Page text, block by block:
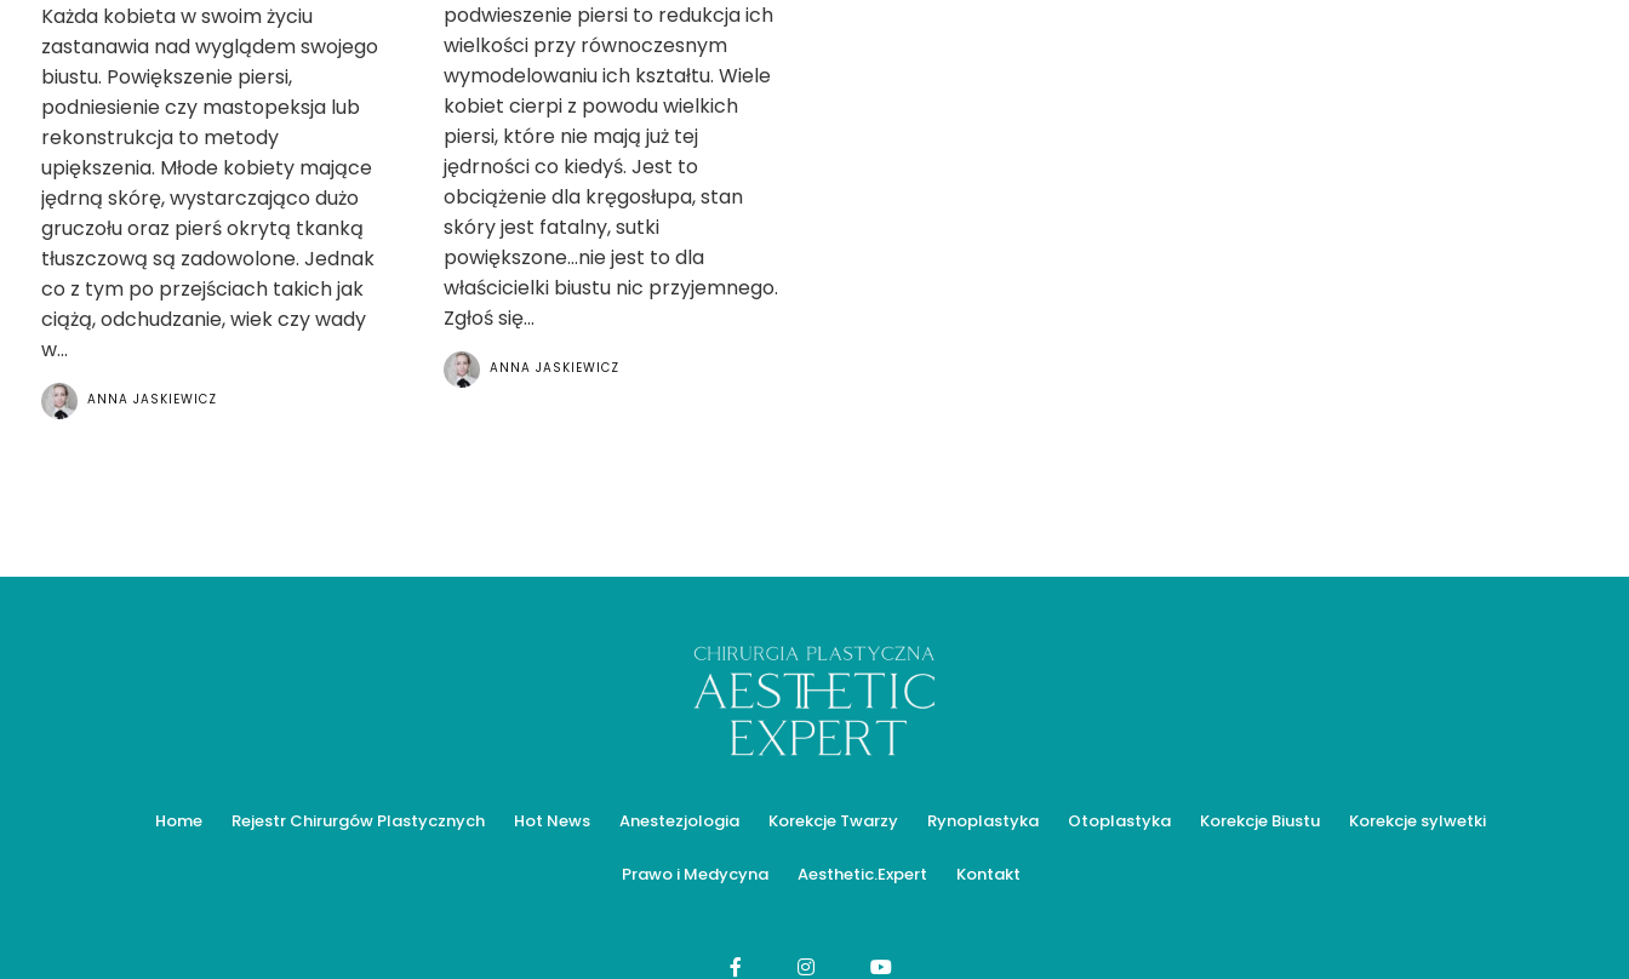
Każda kobieta w swoim życiu
zastanawia nad wyglądem swojego
biustu. Powiększenie piersi,
podniesienie czy mastopeksja lub
rekonstrukcja to metody
upiększenia. Młode kobiety mające
jędrną skórę, wystarczająco dużo
gruczołu oraz pierś okrytą tkanką
tłuszczową są zadowolone. Jednak
co z tym po przejściach takich jak
ciążą, odchudzanie, wiek czy wady
w...
ANNA JASKIEWICZ
podwieszenie piersi to redukcja ich
wielkości przy równoczesnym
wymodelowaniu ich kształtu. Wiele
kobiet cierpi z powodu wielkich
piersi, które nie mają już tej
jędrności co kiedyś. Jest to
obciążenie dla kręgosłupa, stan
skóry jest fatalny, sutki
powiększone...nie jest to dla
właścicielki biustu nic przyjemnego.
Zgłoś się...
ANNA JASKIEWICZ
Home Rejestr Chirurgów Plastycznych Hot News Anestezjologia Korekcje Twarzy Rynoplastyka Otoplastyka Korekcje Biustu Korekcje sylwetki
Prawo i Medycyna Aesthetic.Expert Kontakt